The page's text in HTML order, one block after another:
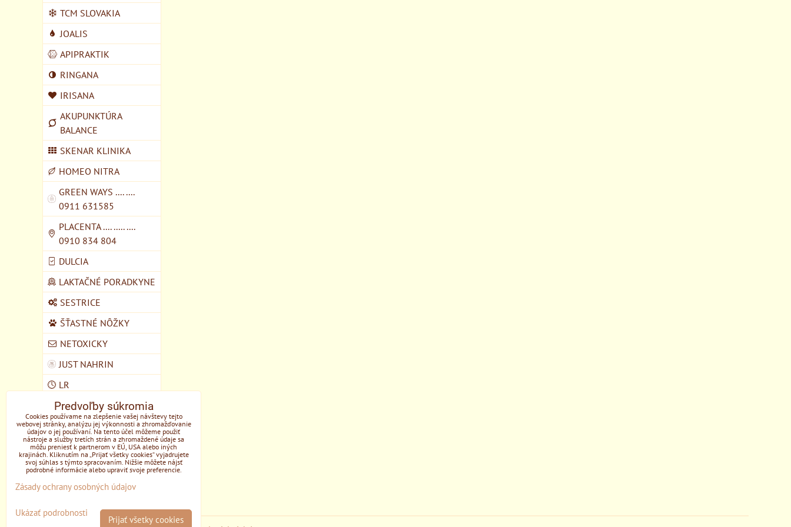
TCM SLOVAKIA
JOALIS
APIPRAKTIK
RINGANA
IRISANA
AKUPUNKTÚRA
BALANCE
SKENAR KLINIKA
HOMEO NITRA
GREEN WAYS .... ....
0911 631585
PLACENTA .... ..... ....
0910 834 804
DULCIA
LAKTAČNÉ PORADKYNE
SESTRICE
ŠŤASTNÉ NÔŽKY
NETOXICKY
JUST NAHRIN
LR
VEGMART
MYCOMEDICA
DOMŠKOLA ŽIVOZEM
STUPAVA
Predvoľby súkromia
Cookies používame na zlepšenie vašej návštevy tejto
webovej stránky, analýzu jej výkonnosti a zhromažďovanie
údajov o jej používaní. Na tento účel môžeme použiť
nástroje a služby tretích strán a zhromaždené údaje sa
môžu preniesť k partnerom v EÚ, USA alebo iných
krajinách. Kliknutím na „Prijať všetky cookies“ vyjadrujete
svoj súhlas s týmto spracovaním. Nižšie môžete nájsť
podrobné informácie alebo upraviť svoje preferencie.
Zásady ochrany osobných údajov
Ukázať podrobnosti
Prijať všetky cookies